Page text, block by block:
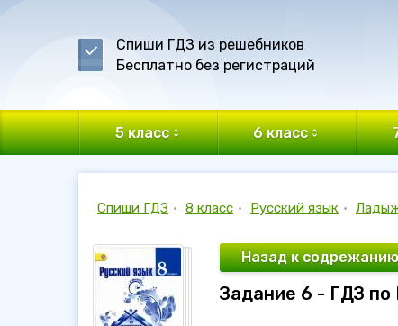
Спиши ГДЗ из решебников
Бесплатно без регистраций
5 класс 6 класс
Спиши ГДЗ • 8 класс • Русский язык •
Назад к содрежанию
Задание 6 - ГДЗ по